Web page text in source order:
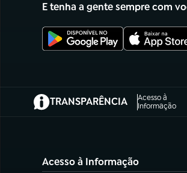
E tenha a gente sempre com
TRANSPARÊNCIA
Acesso à
Informação
(abre em nova aba)
Acesso à Informação